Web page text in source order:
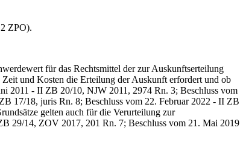
ZPO).
für das Rechtsmittel der zur Auskunftserteilung
und Kosten die Erteilung der Auskunft erfordert und ob
2011 - II ZB 20/10, NJW 2011, 2974 Rn. 3; Beschluss vom
17/18, juris Rn. 8; Beschluss vom 22. Februar 2022 - II ZB
gelten auch für die Verurteilung zur
29/14, ZOV 2017, 201 Rn. 7; Beschluss vom 21. Mai 2019